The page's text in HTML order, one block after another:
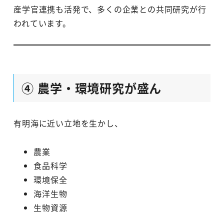
産学官連携も活発で、多くの企業との共同研究が行
われています。
④ 農学・環境研究が盛ん
有明海に近い立地を生かし、
農業
食品科学
環境保全
海洋生物
生物資源